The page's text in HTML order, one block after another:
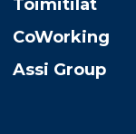
Toimitilat
CoWorking
Assi Group